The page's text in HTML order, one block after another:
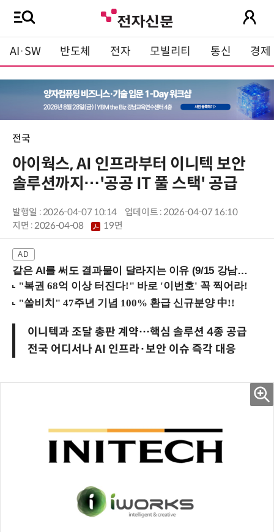
AI·SW 반도체 전자 모빌리티 통신 경제
전국
아이웍스, AI 인프라부터 이니텍 보안
솔루션까지…'공공 IT 풀 스택' 공급
발행일 : 2026-04-07 10:14
업데이트 : 2026-04-07 16:10
지면 :2026-04-08 19면
같은 AI를 써도 결과물이 달라지는 이유 (9/15 강남역)
이니텍과 조달 총판 계약…핵심 솔루션 4종 공급
전국 어디서나 AI 인프라·보안 이슈 즉각 대응